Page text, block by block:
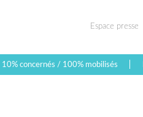
Espace presse
10% concernés / 100% mobilisés